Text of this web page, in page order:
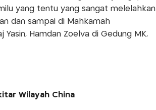
yang tentu yang sangat melelahkan
dan sampai di Mahkamah
Hamdan Zoelva di Gedung MK,
Wilayah China